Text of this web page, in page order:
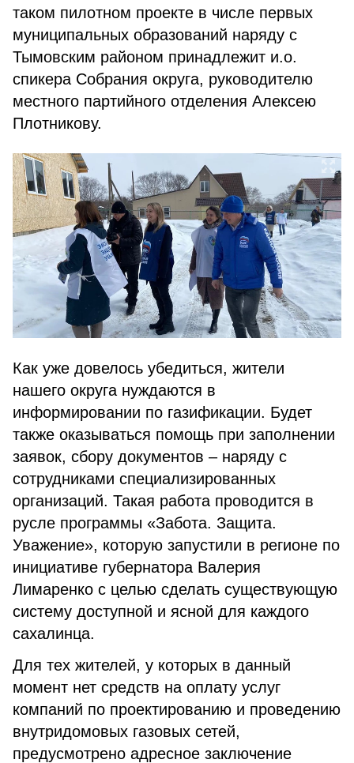
таком пилотном проекте в числе первых
муниципальных образований наряду с
Тымовским районом принадлежит и.о.
спикера Собрания округа, руководителю
местного партийного отделения Алексею
Плотникову.
Как уже довелось убедиться, жители
нашего округа нуждаются в
информировании по газификации. Будет
также оказываться помощь при заполнении
заявок, сбору документов – наряду с
сотрудниками специализированных
организаций. Такая работа проводится в
русле программы «Забота. Защита.
Уважение», которую запустили в регионе по
инициативе губернатора Валерия
Лимаренко с целью сделать существующую
систему доступной и ясной для каждого
сахалинца.
Для тех жителей, у которых в данный
момент нет средств на оплату услуг
компаний по проектированию и проведению
внутридомовых газовых сетей,
предусмотрено адресное заключение